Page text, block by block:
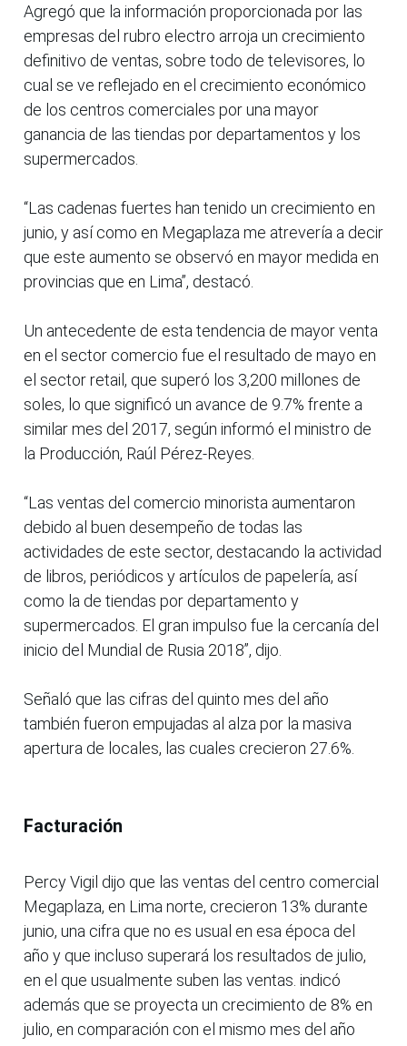
Agregó que la información proporcionada por las
empresas del rubro electro arroja un crecimiento
definitivo de ventas, sobre todo de televisores, lo
cual se ve reflejado en el crecimiento económico
de los centros comerciales por una mayor
ganancia de las tiendas por departamentos y los
supermercados.
“Las cadenas fuertes han tenido un crecimiento en
junio, y así como en Megaplaza me atrevería a decir
que este aumento se observó en mayor medida en
provincias que en Lima”, destacó.
Un antecedente de esta tendencia de mayor venta
en el sector comercio fue el resultado de mayo en
el sector retail, que superó los 3,200 millones de
soles, lo que significó un avance de 9.7% frente a
similar mes del 2017, según informó el ministro de
la Producción, Raúl Pérez-Reyes.
“Las ventas del comercio minorista aumentaron
debido al buen desempeño de todas las
actividades de este sector, destacando la actividad
de libros, periódicos y artículos de papelería, así
como la de tiendas por departamento y
supermercados. El gran impulso fue la cercanía del
inicio del Mundial de Rusia 2018”, dijo.
Señaló que las cifras del quinto mes del año
también fueron empujadas al alza por la masiva
apertura de locales, las cuales crecieron 27.6%.
Facturación
Percy Vigil dijo que las ventas del centro comercial
Megaplaza, en Lima norte, crecieron 13% durante
junio, una cifra que no es usual en esa época del
año y que incluso superará los resultados de julio,
en el que usualmente suben las ventas. indicó
además que se proyecta un crecimiento de 8% en
julio, en comparación con el mismo mes del año